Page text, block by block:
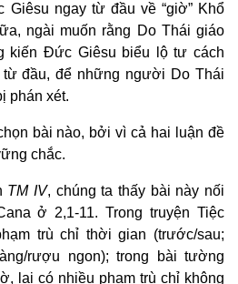
ngay từ đầu về “giờ” Khổ
ngài muốn rằng Do Thái giáo
kiến Đức Giêsu biểu lộ tư cách
đầu, để những người Do Thái
phán xét.
bài nào, bởi vì cả hai luận đề
chắc.
TM IV, chúng ta thấy bài này nối
ở 2,1-11. Trong truyện Tiệc
trù chỉ thời gian (trước/sau;
rượu ngon); trong bài tường
lại có nhiều phạm trù chỉ không